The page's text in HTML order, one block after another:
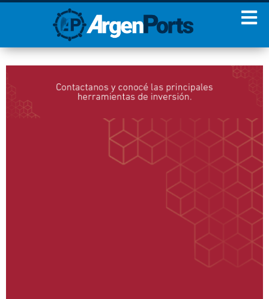
¡Sumate a nuestro
Newsletter!
Nombre Apellidos
Estoy de acuerdo con las